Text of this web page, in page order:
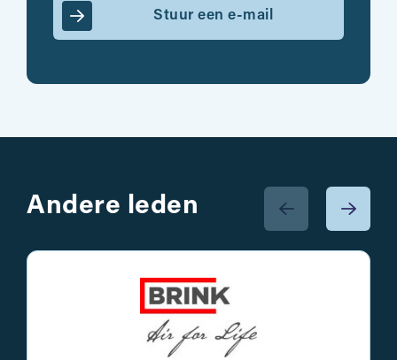
Stuur een e-mail
Andere leden